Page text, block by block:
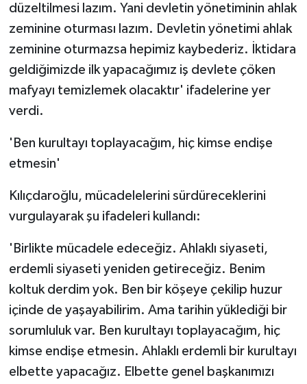
düzeltilmesi lazım. Yani devletin yönetiminin ahlak
zeminine oturması lazım. Devletin yönetimi ahlak
zeminine oturmazsa hepimiz kaybederiz. İktidara
geldiğimizde ilk yapacağımız iş devlete çöken
mafyayı temizlemek olacaktır' ifadelerine yer
verdi.
'Ben kurultayı toplayacağım, hiç kimse endişe
etmesin'
Kılıçdaroğlu, mücadelelerini sürdüreceklerini
vurgulayarak şu ifadeleri kullandı:
'Birlikte mücadele edeceğiz. Ahlaklı siyaseti,
erdemli siyaseti yeniden getireceğiz. Benim
koltuk derdim yok. Ben bir köşeye çekilip huzur
içinde de yaşayabilirim. Ama tarihin yüklediği bir
sorumluluk var. Ben kurultayı toplayacağım, hiç
kimse endişe etmesin. Ahlaklı erdemli bir kurultayı
elbette yapacağız. Elbette genel başkanımızı